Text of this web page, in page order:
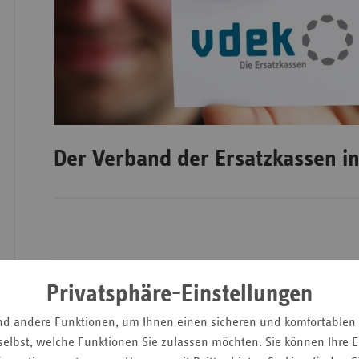
Privatsphäre-Einstellungen
andere Funktionen, um Ihnen einen sicheren und
welche Funktionen Sie zulassen möchten. Sie können Ihre
Der Verband der Ersatzkassen
Der Verband der Ersatzkassen e. V. (vdek) ist
sechs
Ersatzkassen, die zusammen rund 29 Millionen
Die Mitgliedskassen des vdek sind: